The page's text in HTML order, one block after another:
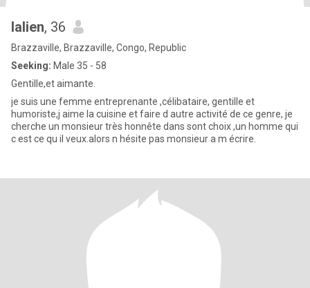
lalien, 36
Brazzaville, Brazzaville, Congo, Republic
Seeking: Male 35 - 58
Gentille,et aimante.
je suis une femme entreprenante ,célibataire, gentille et
humoriste,j aime la cuisine et faire d autre activité de ce genre, je
cherche un monsieur très honnête dans sont choix ,un homme qui
c est ce qu il veux.alors n hésite pas monsieur a m écrire.